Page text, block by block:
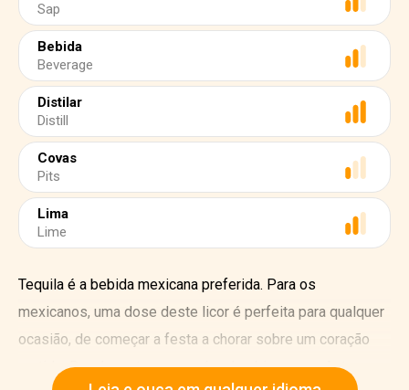
Sap
Bebida
Beverage
Distilar
Distill
Covas
Pits
Lima
Lime
Tequila é a bebida mexicana preferida. Para os
mexicanos, uma dose deste licor é perfeita para qualquer
ocasião, de começar a festa a chorar sobre um coração
partido. Desde os tempos pré-colombianos, os Aztecs